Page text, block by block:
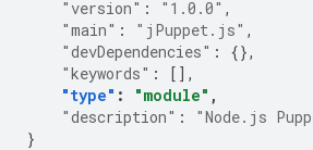
"version" : "1.0.0" ,
"main" : "jPuppet.js" ,
"devDependencies" :
{},
"keywords" :
[],
"type" : "module" ,
"description" :
"Node.js
}